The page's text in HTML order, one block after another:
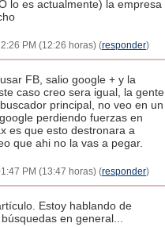
lo es actualmente) la empresa
PM (12:26 horas) (responder)
FB, salio google + y la
caso creo sera igual, la gente
principal, no veo en un
perdiendo fuerzas en
es que esto destronara a
que ahi no la vas a pegar.
PM (13:47 horas) (responder)
Estoy hablando de
en general...